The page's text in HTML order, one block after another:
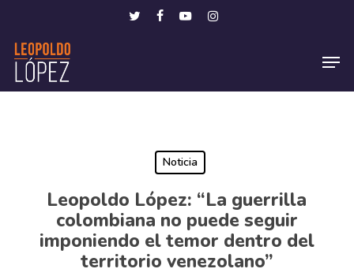
main
content
twitterfacebookyoutubeinstagram
Noticia
Leopoldo López: “La guerrilla
colombiana no puede seguir
imponiendo el temor dentro del
territorio venezolano”